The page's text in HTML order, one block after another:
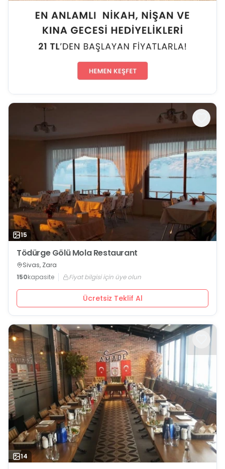
15
Tödürge Gölü Mola Restaurant
Sivas, Zara
150kapasite Fiyat bilgisi için üye olun
Ücretsiz Teklif Al
14